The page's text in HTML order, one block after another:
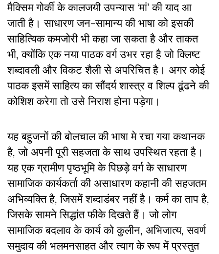
मैक्सिम गोर्की के कालजयी उपन्यास ‘मां’ की याद आ
जाती है। साधारण जन-सामान्य की भाषा को इसकी
साहित्यिक कमजोरी भी कहा जा सकता है और ताकत
भी, क्योंकि एक नया पाठक वर्ग उभर रहा है जो क्लिष्ट
शब्दावली और विकट शैली से अपरिचित है। अगर कोई
पाठक इसमें साहित्य का सौंदर्य शास्त्र व शिल्प ढूंढने की
कोशिश करेगा तो उसे निराश होना पड़ेगा।
यह बहुजनों की बोलचाल की भाषा मे रचा गया कथानक
है, जो अपनी पूरी सहजता के साथ उपस्थित रहता है।
यह एक ग्रामीण पृष्ठभूमि के पिछड़े वर्ग के साधारण
सामाजिक कार्यकर्ता की असाधारण कहानी की सहजतम
अभिव्यक्ति है, जिसमें शब्दाडंबर नहीं है। कर्म का ताप है,
जिसके सामने सिद्धांत फीके दिखते हैं। जो लोग
सामाजिक बदलाव के कार्य को कुलीन, अभिजात्य, सवर्ण
समुदाय की भलमनसाहत और त्याग के रूप में प्रस्तुत